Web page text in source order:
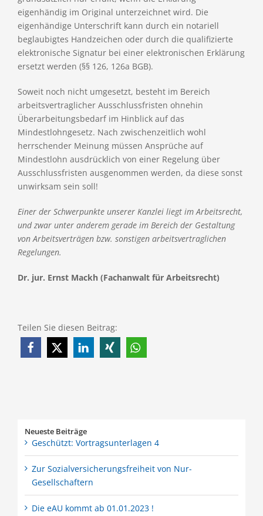
eigenhändig im Original unterzeichnet wird. Die
eigenhändige Unterschrift kann durch ein notariell
beglaubigtes Handzeichen oder durch die qualifizierte
elektronische Signatur bei einer elektronischen Erklärung
ersetzt werden (§§ 126, 126a BGB).
Soweit noch nicht umgesetzt, besteht im Bereich
arbeitsvertraglicher Ausschlussfristen ohnehin
Überarbeitungsbedarf im Hinblick auf das
Mindestlohngesetz. Nach zwischenzeitlich wohl
herrschender Meinung müssen Ansprüche auf
Mindestlohn ausdrücklich von einer Regelung über
Ausschlussfristen ausgenommen werden, da diese sonst
unwirksam sein soll!
Einer der Schwerpunkte unserer Kanzlei liegt im Arbeitsrecht,
und zwar unter anderem gerade im Bereich der Gestaltung
von Arbeitsverträgen bzw. sonstigen arbeitsvertraglichen
Regelungen.
Dr. jur. Ernst Mackh (Fachanwalt für Arbeitsrecht)
Teilen Sie diesen Beitrag:
Neueste Beiträge
Geschützt: Vortragsunterlagen 4
Zur Sozialversicherungsfreiheit von Nur-
Gesellschaftern
Die eAU kommt ab 01.01.2023 !